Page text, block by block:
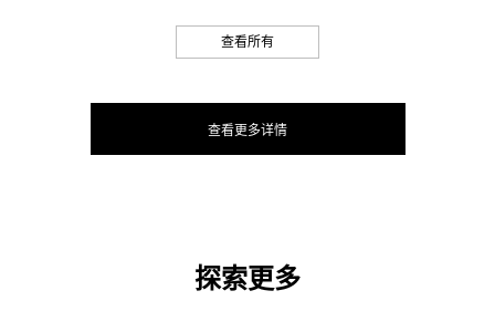
查看所有
查看更多详情
探索更多